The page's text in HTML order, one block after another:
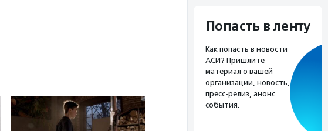
Попасть в ленту
Как попасть в новости
АСИ? Пришлите
материал о вашей
организации, новость,
пресс-релиз, анонс
события.